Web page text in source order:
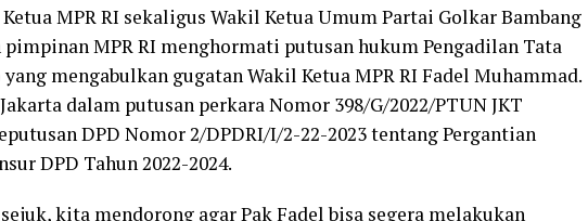
Ketua MPR RI sekaligus Wakil Ketua Umum Partai Golkar Bambang
MPR RI menghormati putusan hukum Pengadilan Tata
mengabulkan gugatan Wakil Ketua MPR RI Fadel Muhammad.
dalam putusan perkara Nomor 398/G/2022/PTUN JKT
DPD Nomor 2/DPDRI/I/2-22-2023 tentang Pergantian
DPD Tahun 2022-2024.
kita mendorong agar Pak Fadel bisa segera melakukan